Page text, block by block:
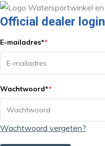
Official dealer login
E-mailadres**
Wachtwoord**
Wachtwoord vergeten?